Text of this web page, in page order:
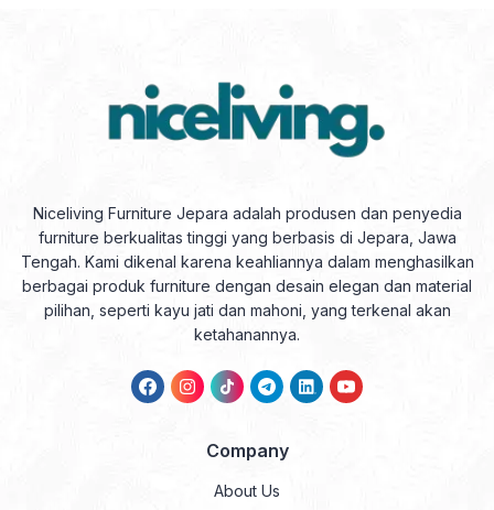
Niceliving Furniture Jepara adalah produsen dan penyedia
furniture berkualitas tinggi yang berbasis di Jepara, Jawa
Tengah. Kami dikenal karena keahliannya dalam menghasilkan
berbagai produk furniture dengan desain elegan dan material
pilihan, seperti kayu jati dan mahoni, yang terkenal akan
ketahanannya.
Company
About Us